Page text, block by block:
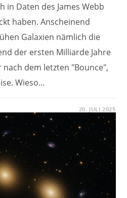
in Daten des James Webb
haben. Anscheinend
Galaxien nämlich die
der ersten Milliarde Jahre
dem letzten "Bounce",
Wieso…
20. JULI 2025